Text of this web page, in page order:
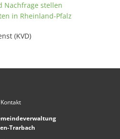
Nachfrage stellen
in Rheinland-Pfalz
(KVD)
Kontakt
Trarbach